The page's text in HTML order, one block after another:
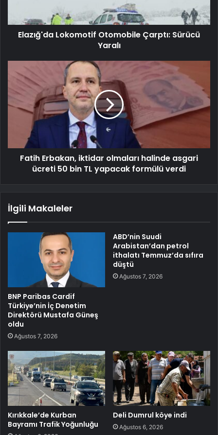
Elazığ'da Lokomotif Otomobile Çarptı: Sürücü
Yaralı
Fatih Erbakan, iktidar olmaları halinde asgari
ücreti 50 bin TL yapacak formülü verdi
İlgili Makaleler
BNP Paribas Cardif
Türkiye’nin İç Denetim
Direktörü Mustafa Güneş
oldu
Ağustos 7, 2026
ABD’nin Suudi
Arabistan’dan petrol
ithalatı Temmuz’da sıfıra
düştü
Ağustos 7, 2026
Kırıkkale’de Kurban
Bayramı Trafik Yoğunluğu
Deli Dumrul köye indi
Ağustos 6, 2026